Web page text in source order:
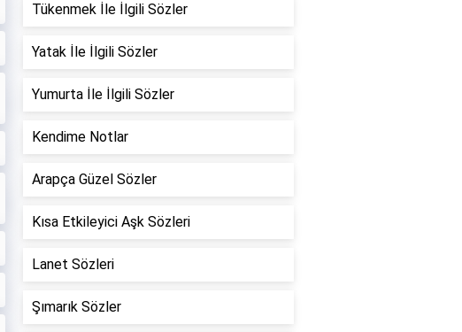
Tükenmek İle İlgili Sözler
Yatak İle İlgili Sözler
Yumurta İle İlgili Sözler
Kendime Notlar
Arapça Güzel Sözler
Kısa Etkileyici Aşk Sözleri
Lanet Sözleri
Şımarık Sözler